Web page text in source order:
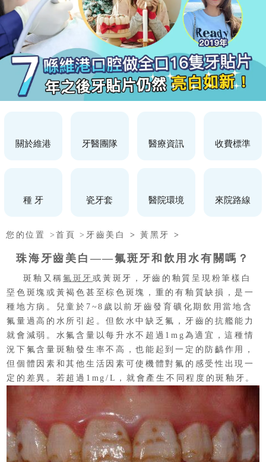
關於維港 牙醫團隊 醫療資訊 收費標準
種 牙 瓷牙套 醫院環境 來院路線
您的位置 >首頁 > 牙齒美白 > 黃黑牙 >
珠海牙齒美白——氟斑牙和飲用水有關嗎？
斑釉又稱氟斑牙或黃斑牙，牙齒的釉質呈現粉筆樣白
堊色斑塊或黃褐色甚至棕色斑塊，重的有釉質缺損，是一
種地方病。兒童於7~8歲以前牙齒發育礦化期飲用當地含
氟量過高的水所引起。但飲水中缺乏氟，牙齒的抗艦能力
就會減弱。水氟含量以每升水不超過1mg為適宜，這種情
況下氟含量斑釉發生率不高，也能起到一定的防齲作用，
但個體因素和其他生活因素可使機體對氟的感受性出現一
定的差異。若超過1mg/L，就會產生不同程度的斑釉牙。